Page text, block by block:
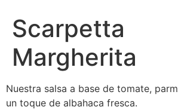
Scarpetta
Margherita
Nuestra salsa a base de tomate,
un toque de albahaca fresca.